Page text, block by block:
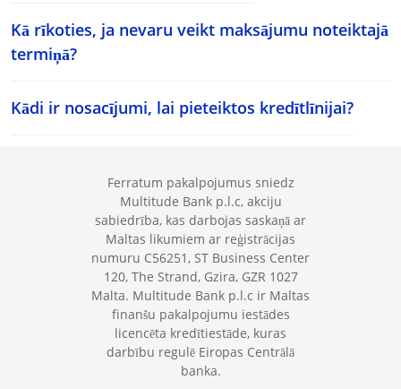
Kā rīkoties, ja nevaru veikt maksājumu noteiktajā
termiņā?
Kādi ir nosacījumi, lai pieteiktos kredītlīnijai?
Ferratum pakalpojumus sniedz
Multitude Bank p.l.c, akciju
sabiedrība, kas darbojas saskaņā ar
Maltas likumiem ar reģistrācijas
numuru C56251, ST Business Center
120, The Strand, Gzira, GZR 1027
Malta. Multitude Bank p.l.c ir Maltas
finanšu pakalpojumu iestādes
licencēta kredītiestāde, kuras
darbību regulē Eiropas Centrālā
banka.